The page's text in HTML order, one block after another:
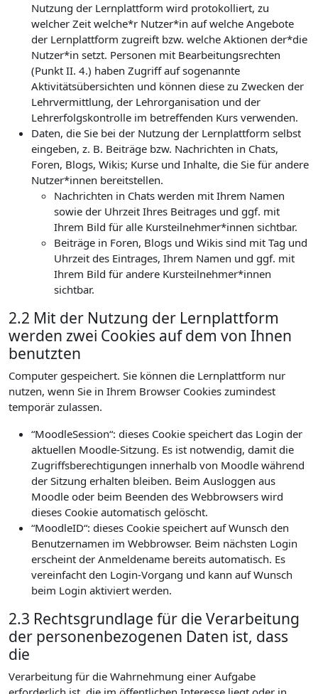
Nutzung der Lernplattform wird protokolliert, zu
welcher Zeit welche*r Nutzer*in auf welche Angebote
der Lernplattform zugreift bzw. welche Aktionen der*die
Nutzer*in setzt. Personen mit Bearbeitungsrechten
(Punkt II. 4.) haben Zugriff auf sogenannte
Aktivitätsübersichten und können diese zu Zwecken der
Lehrvermittlung, der Lehrorganisation und der
Lehrerfolgskontrolle im betreffenden Kurs verwenden.
Daten, die Sie bei der Nutzung der Lernplattform selbst
eingeben, z. B. Beiträge bzw. Nachrichten in Chats,
Foren, Blogs, Wikis; Kurse und Inhalte, die Sie für andere
Nutzer*innen bereitstellen.
Nachrichten in Chats werden mit Ihrem Namen
sowie der Uhrzeit Ihres Beitrages und ggf. mit
Ihrem Bild für alle Kursteilnehmer*innen sichtbar.
Beiträge in Foren, Blogs und Wikis sind mit Tag und
Uhrzeit des Eintrages, Ihrem Namen und ggf. mit
Ihrem Bild für andere Kursteilnehmer*innen
sichtbar.
2.2 Mit der Nutzung der Lernplattform
werden zwei Cookies auf dem von Ihnen
benutzten
Computer gespeichert. Sie können die Lernplattform nur
nutzen, wenn Sie in Ihrem Browser Cookies zumindest
temporär zulassen.
“MoodleSession“: dieses Cookie speichert das Login der
aktuellen Moodle-Sitzung. Es ist notwendig, damit die
Zugriffsberechtigungen innerhalb von Moodle während
der Sitzung erhalten bleiben. Beim Ausloggen aus
Moodle oder beim Beenden des Webbrowsers wird
dieses Cookie automatisch gelöscht.
“MoodleID“: dieses Cookie speichert auf Wunsch den
Benutzernamen im Webbrowser. Beim nächsten Login
erscheint der Anmeldename bereits automatisch. Es
vereinfacht den Login-Vorgang und kann auf Wunsch
beim Login aktiviert werden.
2.3 Rechtsgrundlage für die Verarbeitung
der personenbezogenen Daten ist, dass
die
Verarbeitung für die Wahrnehmung einer Aufgabe